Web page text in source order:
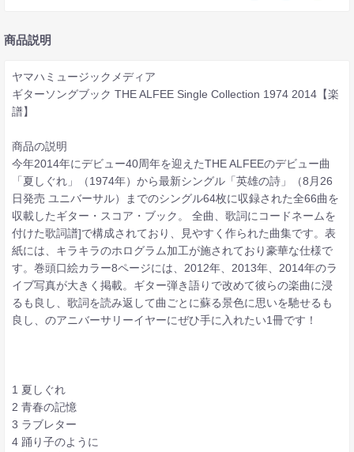
商品説明
ヤマハミュージックメディア
ギターソングブック THE ALFEE Single Collection 1974 2014【楽
譜】
商品の説明
今年2014年にデビュー40周年を迎えたTHE ALFEEのデビュー曲
「夏しぐれ」（1974年）から最新シングル「英雄の詩」（8月26
日発売 ユニバーサル）までのシングル64枚に収録された全66曲を
収載したギター・スコア・ブック。 全曲、歌詞にコードネームを
付けた歌詞譜]で構成されており、見やすく作られた曲集です。表
紙には、キラキラのホログラム加工が施されており豪華な仕様で
す。巻頭口絵カラー8ページには、2012年、2013年、2014年のラ
イブ写真が大きく掲載。ギター弾き語りで改めて彼らの楽曲に浸
るも良し、歌詞を読み返して曲ごとに蘇る景色に思いを馳せるも
良し、のアニバーサリーイヤーにぜひ手に入れたい1冊です！
1 夏しぐれ
2 青春の記憶
3 ラブレター
4 踊り子のように